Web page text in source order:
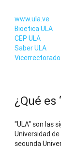
www.ula.ve
Bioetica ULA
CEP ULA
Saber ULA
¿Qué es
"ULA" son las
Universidad
segunda